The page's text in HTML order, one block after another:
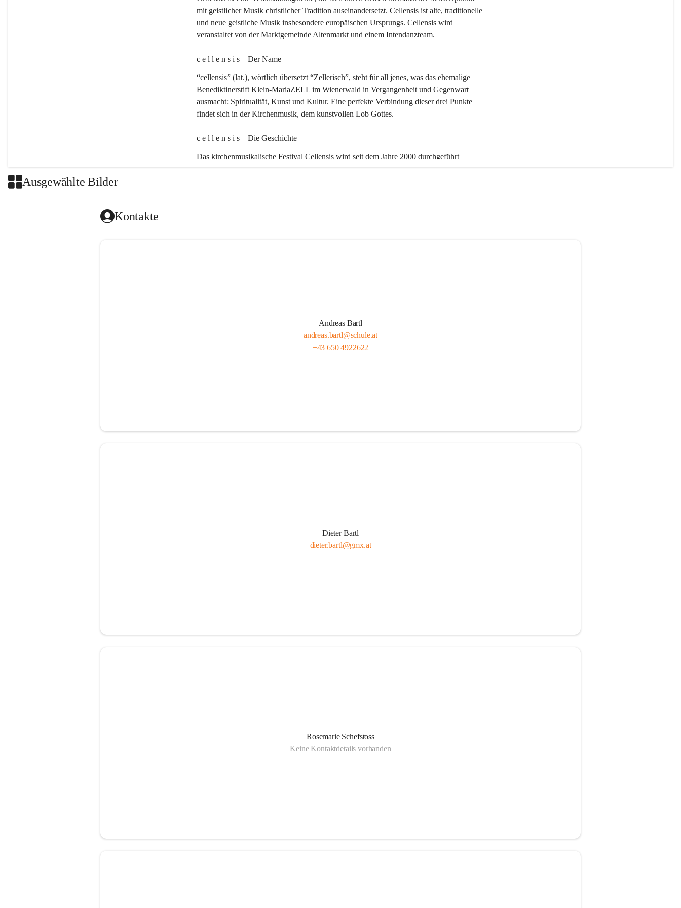
mit geistlicher Musik christlicher Tradition auseinandersetzt. Cellensis ist alte, traditionelle
und neue geistliche Musik insbesondere europäischen Ursprungs. Cellensis wird
veranstaltet von der Marktgemeinde Altenmarkt und einem Intendanzteam.
c e l l e n s i s – Der Name
“cellensis” (lat.), wörtlich übersetzt “Zellerisch”, steht für all jenes, was das ehemalige
Benediktinerstift Klein-MariaZELL im Wienerwald in Vergangenheit und Gegenwart
ausmacht: Spiritualität, Kunst und Kultur. Eine perfekte Verbindung dieser drei Punkte
findet sich in der Kirchenmusik, dem kunstvollen Lob Gottes.
c e l l e n s i s – Die Geschichte
Das kirchenmusikalische Festival Cellensis wird seit dem Jahre 2000 durchgeführt
Ausgewählte Bilder
Kontakte
Andreas Bartl
andreas.bartl@schule.at
+43 650 4922622
Dieter Bartl
dieter.bartl@gmx.at
Rosemarie Schefstoss
Keine Kontaktdetails vorhanden